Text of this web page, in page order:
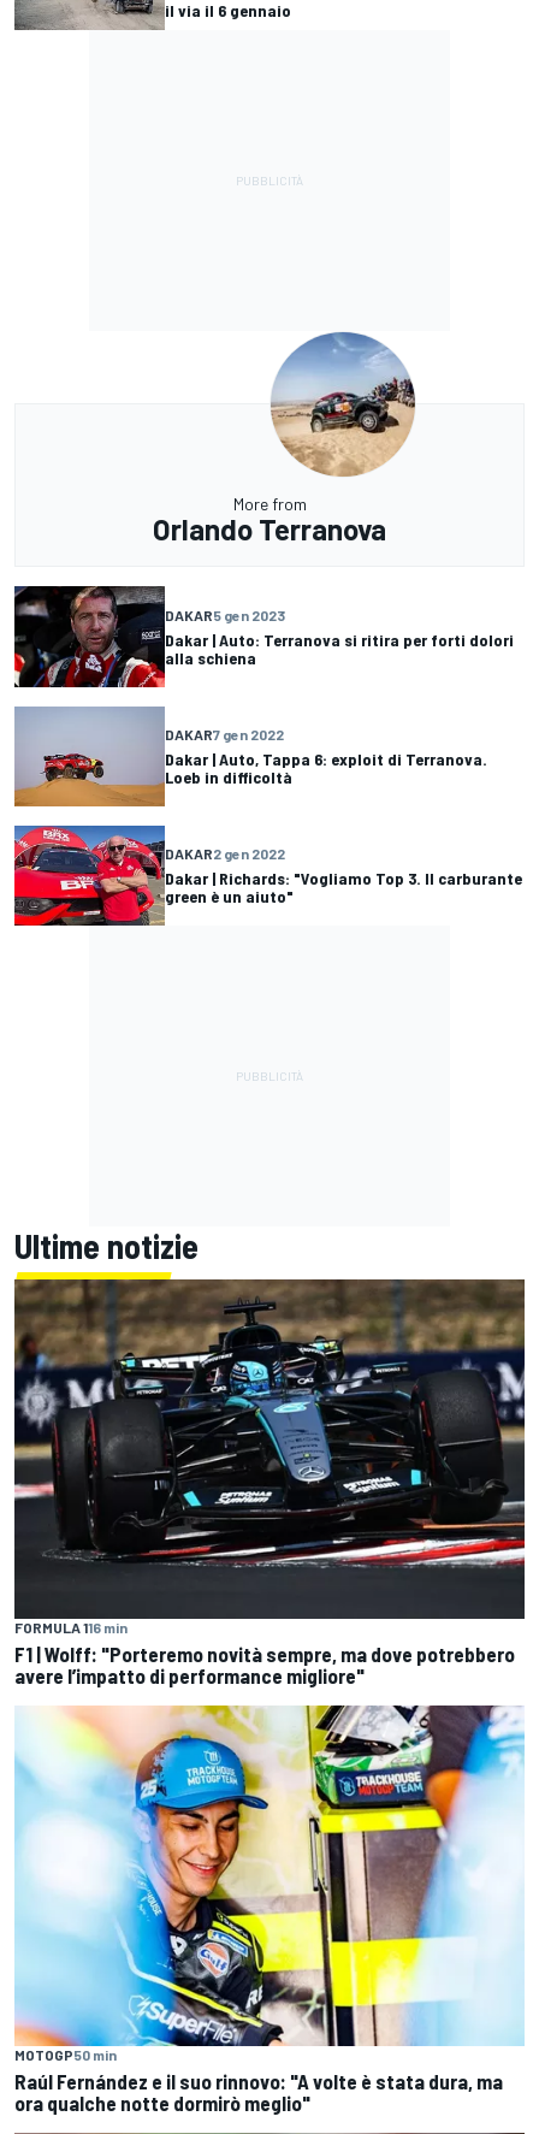
il via il 6 gennaio
More from
Orlando Terranova
DAKAR5 gen 2023
Dakar | Auto: Terranova si ritira per forti dolori
alla schiena
DAKAR7 gen 2022
Dakar | Auto, Tappa 6: exploit di Terranova.
Loeb in difficoltà
DAKAR2 gen 2022
Dakar | Richards: "Vogliamo Top 3. Il carburante
green è un aiuto"
Ultime notizie
FORMULA 116 min
F1 | Wolff: "Porteremo novità sempre, ma dove potrebbero
avere l’impatto di performance migliore"
MOTOGP50 min
Raúl Fernández e il suo rinnovo: "A volte è stata dura, ma
ora qualche notte dormirò meglio"